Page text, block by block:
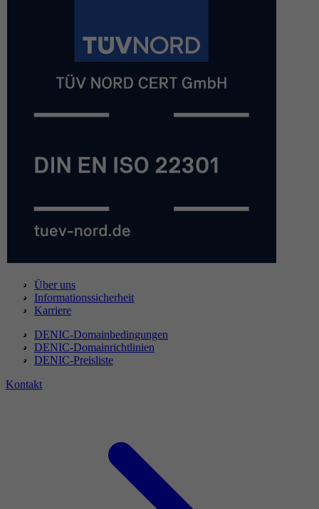
Über uns
Informationssicherheit
Karriere
DENIC-Domainbedingungen
DENIC-Domainrichtlinien
DENIC-Preisliste
Kontakt